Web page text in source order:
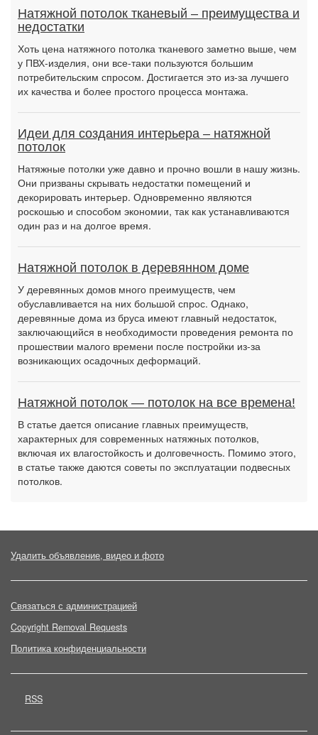
Натяжной потолок тканевый – преимущества и
недостатки
Хоть цена натяжного потолка тканевого заметно выше, чем
у ПВХ-изделия, они все-таки пользуются большим
потребительским спросом. Достигается это из-за лучшего
их качества и более простого процесса монтажа.
Идеи для создания интерьера – натяжной
потолок
Натяжные потолки уже давно и прочно вошли в нашу жизнь.
Они призваны скрывать недостатки помещений и
декорировать интерьер. Одновременно являются
роскошью и способом экономии, так как устанавливаются
один раз и на долгое время.
Натяжной потолок в деревянном доме
У деревянных домов много преимуществ, чем
обуславливается на них большой спрос. Однако,
деревянные дома из бруса имеют главный недостаток,
заключающийся в необходимости проведения ремонта по
прошествии малого времени после постройки из-за
возникающих осадочных деформаций.
Натяжной потолок — потолок на все времена!
В статье дается описание главных преимуществ,
характерных для современных натяжных потолков,
включая их влагостойкость и долговечность. Помимо этого,
в статье также даются советы по эксплуатации подвесных
потолков.
Удалить объявление, видео и фото
Связаться с администрацией
Copyright Removal Requests
Политика конфиденциальности
RSS